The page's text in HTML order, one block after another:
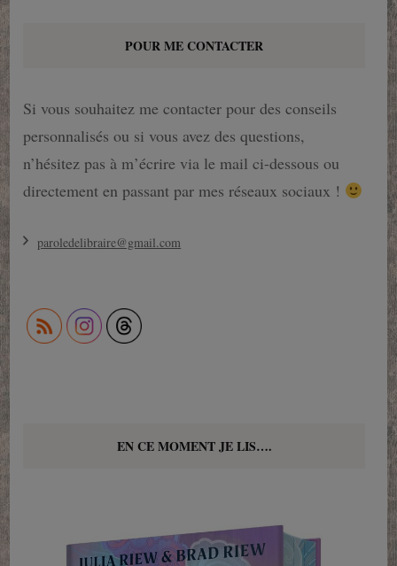
POUR ME CONTACTER
Si vous souhaitez me contacter pour des conseils
personnalisés ou si vous avez des questions,
n’hésitez pas à m’écrire via le mail ci-dessous ou
directement en passant par mes réseaux sociaux !
paroledelibraire@gmail.com
EN CE MOMENT JE LIS….